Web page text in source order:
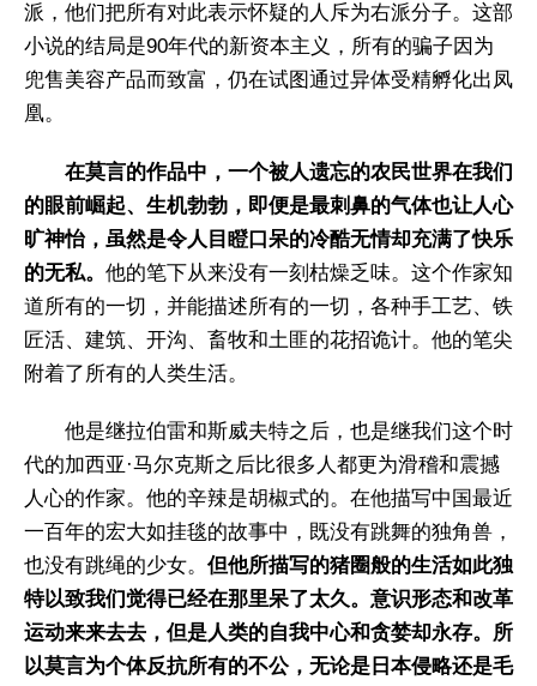
派，他们把所有对此表示怀疑的人斥为右派分子。这部
小说的结局是90年代的新资本主义，所有的骗子因为
兜售美容产品而致富，仍在试图通过异体受精孵化出凤
凰。
在莫言的作品中，一个被人遗忘的农民世界在我们
的眼前崛起、生机勃勃，即便是最刺鼻的气体也让人心
旷神怡，虽然是令人目瞪口呆的冷酷无情却充满了快乐
的无私。 他的笔下从来没有一刻枯燥乏味。这个作家知
道所有的一切，并能描述所有的一切，各种手工艺、铁
匠活、建筑、开沟、畜牧和土匪的花招诡计。他的笔尖
附着了所有的人类生活。
他是继拉伯雷和斯威夫特之后，也是继我们这个时
代的加西亚·马尔克斯之后比很多人都更为滑稽和震撼
人心的作家。他的辛辣是胡椒式的。在他描写中国最近
一百年的宏大如挂毯的故事中，既没有跳舞的独角兽，
也没有跳绳的少女。 但他所描写的猪圈般的生活如此独
特以致我们觉得已经在那里呆了太久。意识形态和改革
运动来来去去，但是人类的自我中心和贪婪却永存。所
以莫言为个体反抗所有的不公，无论是日本侵略还是毛